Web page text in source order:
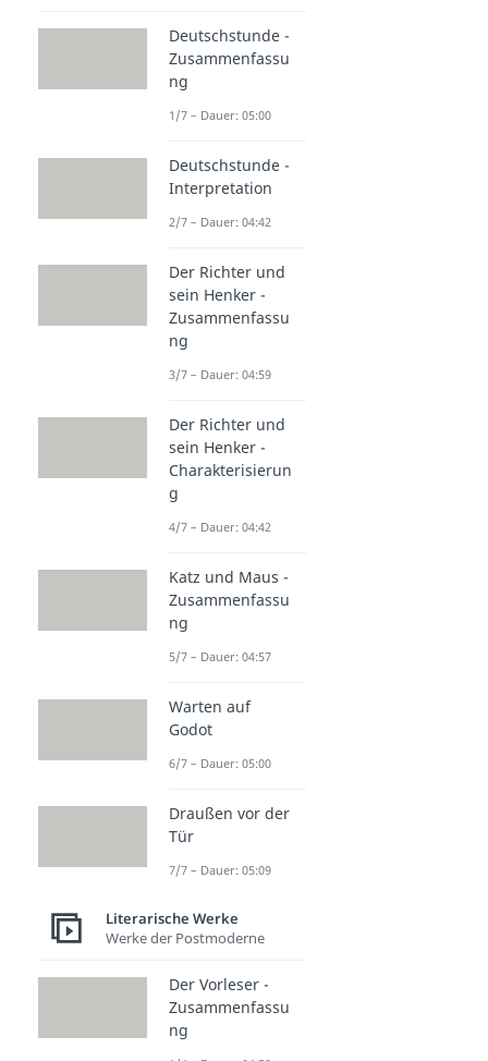
Deutschstunde -
Zusammenfassu
ng
1/7 – Dauer: 05:00
Deutschstunde -
Interpretation
2/7 – Dauer: 04:42
Der Richter und
sein Henker -
Zusammenfassu
ng
3/7 – Dauer: 04:59
Der Richter und
sein Henker -
Charakterisierun
g
4/7 – Dauer: 04:42
Katz und Maus -
Zusammenfassu
ng
5/7 – Dauer: 04:57
Warten auf
Godot
6/7 – Dauer: 05:00
Draußen vor der
Tür
7/7 – Dauer: 05:09
Literarische Werke
Werke der Postmoderne
Der Vorleser -
Zusammenfassu
ng